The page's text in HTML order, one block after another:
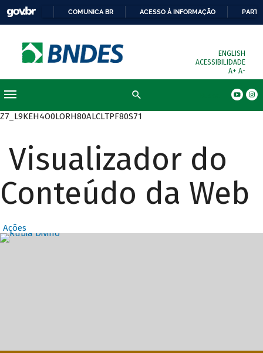
COMUNICA BR ACESSO À INFORMAÇÃO
ENGLISH
ACESSIBILIDADE
A+ A-
Z7_L9KEH4O0LORH80ALCLTPF80S71
Visualizador do
Conteúdo da Web
Ações
Destaques